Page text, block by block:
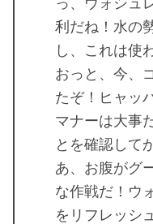
利だね！水の
し、これは使
おっと、今、
たぞ！ヒャッ
マナーは大事
とを確認して
あ、お腹がグ
な作戦だ！ウ
をリフレッシ